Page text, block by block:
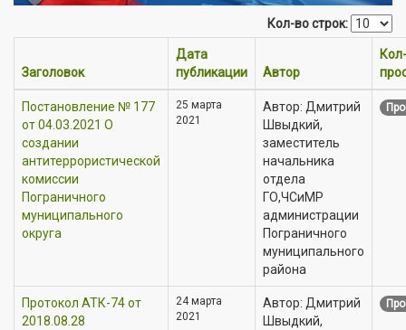
Кол-во строк:
Заголовок
Дата
публикации
Автор
Постановление № 177
от 04.03.2021 О
создании
антитеррористической
комиссии
Пограничного
муниципального
округа
25 марта
2021
Автор: Дмитрий
Швыдкий,
заместитель
начальника
отдела
ГО,ЧСиМР
администрации
Пограничного
муниципального
района
Протокол АТК-74 от
2018.08.28
24 марта
2021
Автор: Дмитрий
Швыдкий,